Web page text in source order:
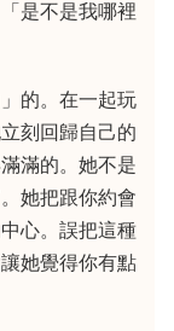
是不是我哪裡
的。在一起玩
刻回歸自己的
滿的。她不是
她把跟你約會
心。誤把這種
她覺得你有點